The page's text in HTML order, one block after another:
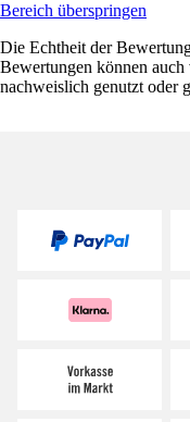
Bereich überspringen
Die Echtheit der
Bewertungen können
nachweislich genutzt oder